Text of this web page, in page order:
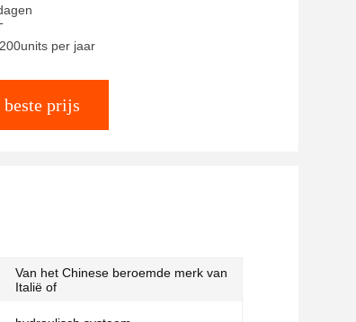
per jaar
prijs
Van het Chinese beroemde merk van
Italië of